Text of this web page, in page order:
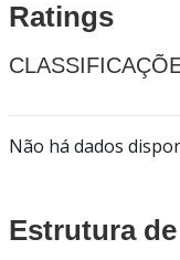
Ratings
Não há dados
Estrutura